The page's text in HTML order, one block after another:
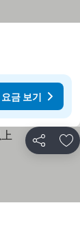
요금 보기
공유 즐